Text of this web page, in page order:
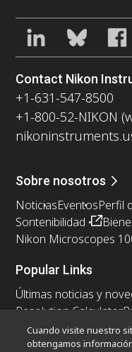
Contact Nikon
+1-631-547-8500
+1-800-52-NIKON
Sobre nosotros
NoticiasEventosPerfil
Sontenibilidad
Nikon Microscopes
Popular Links
Últimas noticias y
Resolution Calculator
Nikon Small World
Cuando visite nuestro
obtengamos